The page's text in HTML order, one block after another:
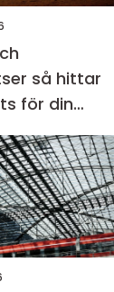
för din